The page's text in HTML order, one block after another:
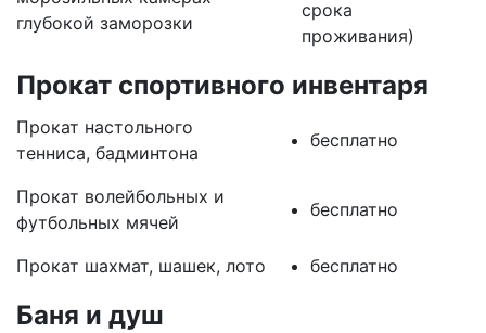
глубокой заморозки
срока
проживания)
Прокат спортивного инвентаря
Прокат настольного
тенниса, бадминтона
бесплатно
Прокат волейбольных и
футбольных мячей
бесплатно
Прокат шахмат, шашек, лото бесплатно
Баня и душ